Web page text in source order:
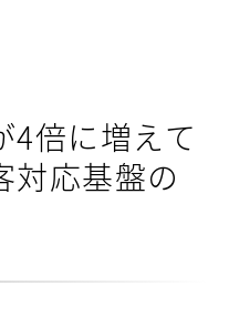
4倍に増えて
対応基盤の